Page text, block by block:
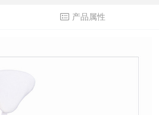
产品属性